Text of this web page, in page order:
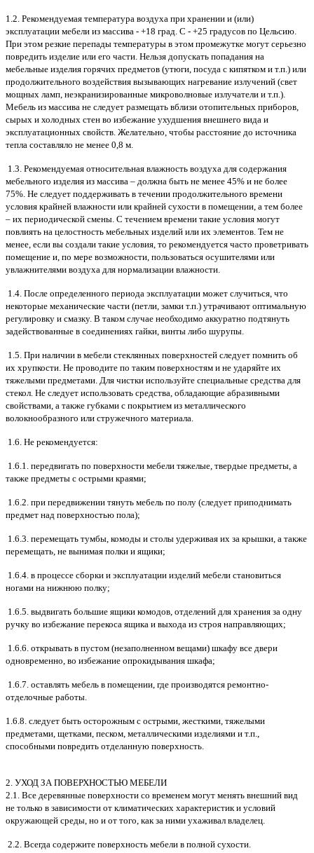
1.2. Рекомендуемая температура воздуха при хранении и (или)
эксплуатации мебели из массива - +18 град. С - +25 градусов по Цельсию.
При этом резкие перепады температуры в этом промежутке могут серьезно
повредить изделие или его части. Нельзя допускать попадания на
мебельные изделия горячих предметов (утюги, посуда с кипятком и т.п.) или
продолжительного воздействия вызывающих нагревание излучений (свет
мощных ламп, неэкранизированные микроволновые излучатели и т.п.).
Мебель из массива не следует размещать вблизи отопительных приборов,
сырых и холодных стен во избежание ухудшения внешнего вида и
эксплуатационных свойств. Желательно, чтобы расстояние до источника
тепла составляло не менее 0,8 м.
1.3. Рекомендуемая относительная влажность воздуха для содержания
мебельного изделия из массива – должна быть не менее 45% и не более
75%. Не следует поддерживать в течении продолжительного времени
условия крайней влажности или крайней сухости в помещении, а тем более
– их периодической смены. С течением времени такие условия могут
повлиять на целостность мебельных изделий или их элементов. Тем не
менее, если вы создали такие условия, то рекомендуется часто проветривать
помещение и, по мере возможности, пользоваться осушителями или
увлажнителями воздуха для нормализации влажности.
1.4. После определенного периода эксплуатации может случиться, что
некоторые механические части (петли, замки т.п.) утрачивают оптимальную
регулировку и смазку. В таком случае необходимо аккуратно подтянуть
задействованные в соединениях гайки, винты либо шурупы.
1.5. При наличии в мебели стеклянных поверхностей следует помнить об
их хрупкости. Не проводите по таким поверхностям и не ударяйте их
тяжелыми предметами. Для чистки используйте специальные средства для
стекол. Не следует использовать средства, обладающие абразивными
свойствами, а также губками с покрытием из металлического
волокнообразного или стружечного материала.
1.6. Не рекомендуется:
1.6.1. передвигать по поверхности мебели тяжелые, твердые предметы, а
также предметы с острыми краями;
1.6.2. при передвижении тянуть мебель по полу (следует приподнимать
предмет над поверхностью пола);
1.6.3. перемещать тумбы, комоды и столы удерживая их за крышки, а также
перемещать, не вынимая полки и ящики;
1.6.4. в процессе сборки и эксплуатации изделий мебели становиться
ногами на нижнюю полку;
1.6.5. выдвигать большие ящики комодов, отделений для хранения за одну
ручку во избежание перекоса ящика и выхода из строя направляющих;
1.6.6. открывать в пустом (незаполненном вещами) шкафу все двери
одновременно, во избежание опрокидывания шкафа;
1.6.7. оставлять мебель в помещении, где производятся ремонтно-
отделочные работы.
1.6.8. следует быть осторожным с острыми, жесткими, тяжелыми
предметами, щетками, песком, металлическими изделиями и т.п.,
способными повредить отделанную поверхность.
2. УХОД ЗА ПОВЕРХНОСТЬЮ МЕБЕЛИ
2.1. Все деревянные поверхности со временем могут менять внешний вид
не только в зависимости от климатических характеристик и условий
окружающей среды, но и от того, как за ними ухаживал владелец.
2.2. Всегда содержите поверхность мебели в полной сухости.